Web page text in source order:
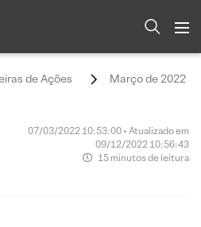
de Ações Março de 2022 -
07/03/2022 10:53:00 • Atualizado em
09/12/2022 10:56:43
15 minutos de leitura